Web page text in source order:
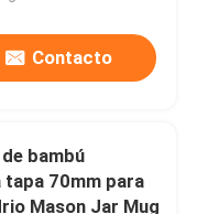
Contacto
bambú
tapa 70mm para
Mason Jar Mug